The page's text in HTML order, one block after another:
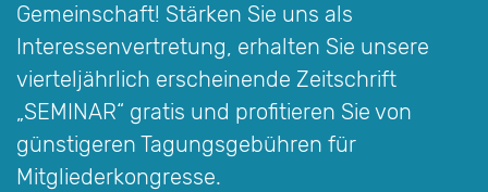
Gemeinschaft! Stärken Sie uns als
Interessen­vertretung, erhalten Sie unsere
vierteljährlich erscheinende Zeitschrift
„SEMINAR“ gratis und profitieren Sie von
günstigeren Tagungsgebühren für
Mitgliederkongresse.